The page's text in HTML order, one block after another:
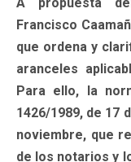
Francisco
que ordena y
aranceles
Para ello, la
1426/1989, de 17
noviembre, que
de los notarios y